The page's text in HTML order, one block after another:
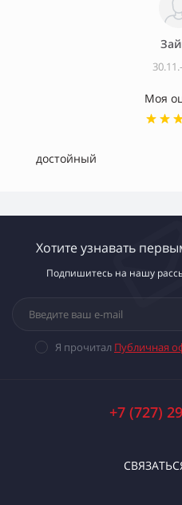
Моя
достойный
Хотите узнавать
Подпишитесь на нашу
Я прочитал Публичная
+7 (727)